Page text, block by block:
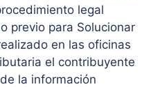
legal
previo para Solucionar
en las oficinas
el contribuyente
la información